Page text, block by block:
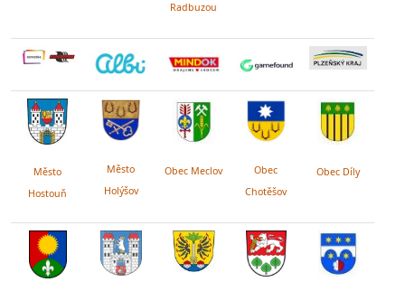
Radbuzou
Město
Hostouň
Město
Holýšov
Obec Meclov
Obec
Chotěšov
Obec Díly